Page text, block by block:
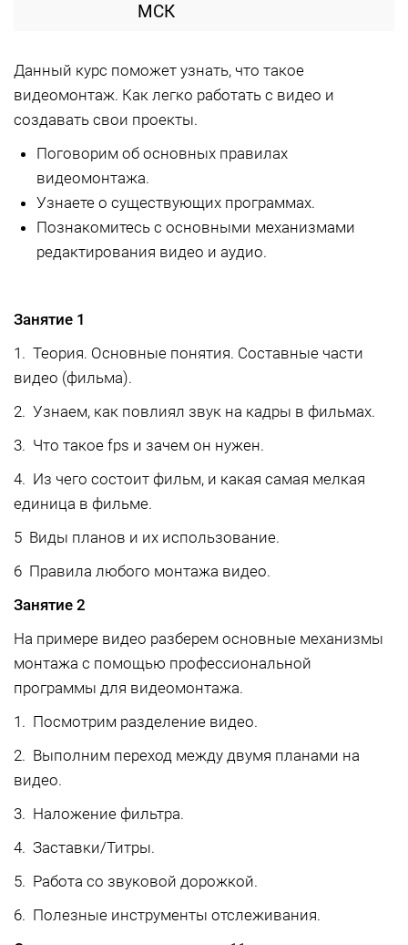
МСК
Данный курс поможет узнать, что такое
видеомонтаж. Как легко работать с видео и
создавать свои проекты.
Поговорим об основных правилах
видеомонтажа.
Узнаете о существующих программах.
Познакомитесь с основными механизмами
редактирования видео и аудио.
Занятие 1
1. Теория. Основные понятия. Составные части
видео (фильма).
2. Узнаем, как повлиял звук на кадры в фильмах.
3. Что такое fps и зачем он нужен.
4. Из чего состоит фильм, и какая самая мелкая
единица в фильме.
5 Виды планов и их использование.
6 Правила любого монтажа видео.
Занятие 2
На примере видео разберем основные механизмы
монтажа с помощью профессиональной
программы для видеомонтажа.
1. Посмотрим разделение видео.
2. Выполним переход между двумя планами на
видео.
3. Наложение фильтра.
4. Заставки/Титры.
5. Работа со звуковой дорожкой.
6. Полезные инструменты отслеживания.